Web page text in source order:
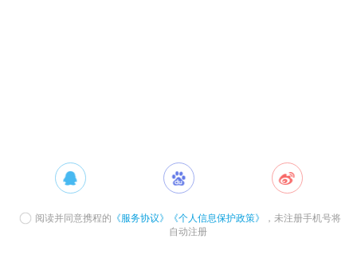
阅读并同意携程的 《服务协议》 《个人信息保护政策》
，未注册手机号将
自动注册